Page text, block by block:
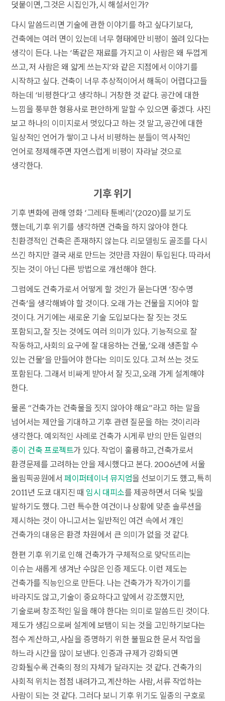
덧붙이면, 그것은 시집인가, 시 해설서인가?
다시 말씀드리면 기술에 관한 이야기를 하고 싶다기보다,
건축에는 여러 면이 있는데 너무 형태에만 비평이 쏠려 있다는
생각이 든다. 나는 ‘똑같은 재료를 가지고 이 사람은 왜 두껍게
쓰고, 저 사람은 왜 얇게 쓰는지’와 같은 지점에서 이야기를
시작하고 싶다. 건축이 너무 추상적이어서 해독이 어렵다고들
하는데 ‘비평한다’고 생각하니 거창한 것 같다. 공간에 대한
느낌을 풍부한 형용사로 편안하게 말할 수 있으면 좋겠다. 사진
보고 하나의 이미지로서 멋있다고 하는 것 말고, 공간에 대한
일상적인 언어가 쌓이고 나서 비평하는 분들이 역사적인
언어로 정제해주면 자연스럽게 비평이 자라날 것으로
생각한다.
기후 위기
기후 변화에 관해 영화 ‘그레타 툰베리’(2020)를 보기도
했는데, 기후 위기를 생각하면 건축을 하지 않아야 한다.
친환경적인 건축은 존재하지 않는다. 리모델링도 골조를 다시
쓰긴 하지만 결국 새로 만드는 것만큼 자원이 투입된다. 따라서
짓는 것이 아닌 다른 방법으로 개선해야 한다.
그럼에도 건축가로서 어떻게 할 것인가 묻는다면 ‘장수명
건축’을 생각해봐야 할 것이다. 오래 가는 건물을 지어야 할
것이다. 거기에는 새로운 기술 도입보다는 잘 짓는 것도
포함되고, 잘 짓는 것에도 여러 의미가 있다. 기능적으로 잘
작동하고, 사회의 요구에 잘 대응하는 건물, ‘오래 생존할 수
있는 건물’을 만들어야 한다는 의미도 있다. 고쳐 쓰는 것도
포함된다. 그래서 비싸게 받아서 잘 짓고, 오래 가게 설계해야
한다.
물론 “건축가는 건축물을 짓지 않아야 해요”라고 하는 말을
넘어서는 제안을 기대하고 기후 관련 질문을 하는 것이리라
생각한다. 예외적인 사례로 건축가 시게루 반의 만든 일련의
종이 건축 프로젝트가 있다. 작업이 훌륭하고, 건축가로서
환경문제를 고려하는 안을 제시했다고 본다. 2006년에 서울
올림픽공원에서페이퍼테이너 뮤지엄을 선보이기도 했고, 특히
2011년 도쿄 대지진 때 임시 대피소를 제공하면서 더욱 빛을
발하기도 했다. 그런 특수한 여건이나 상황에 맞춘 솔루션을
제시하는 것이 아니고서는 일반적인 여건 속에서 개인
건축가의 대응은 환경 차원에서 큰 의미가 없을 것 같다.
한편 기후 위기로 인해 건축가가 구체적으로 맞닥뜨리는
이슈는 새롭게 생겨난 수많은 인증 제도다. 이런 제도는
건축가를 직능인으로 만든다. 나는 건축가가 작가이기를
바라지도 않고, 기술이 중요하다고 앞에서 강조했지만,
기술로써 창조적인 일을 해야 한다는 의미로 말씀드린 것이다.
제도가 생김으로써 설계에 보탬이 되는 것을 고민하기보다는
점수 계산하고, 사실을 증명하기 위한 불필요한 문서 작업을
하느라 시간을 많이 보낸다. 인증과 규제가 강화되면
강화될수록 건축의 정의 자체가 달라지는 것 같다. 건축가의
사회적 위치는 점점 내려가고, 계산하는 사람, 서류 작업하는
사람이 되는 것 같다. 그러다 보니 기후 위기도 일종의 구호로